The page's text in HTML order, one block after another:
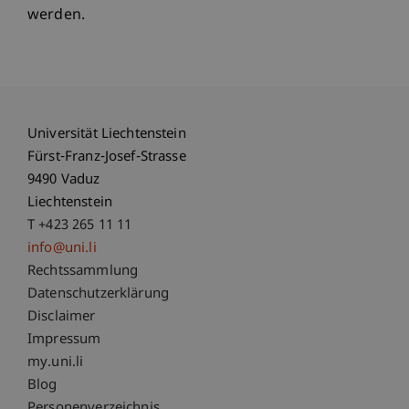
werden.
Universität Liechtenstein
Fürst-Franz-Josef-Strasse
9490 Vaduz
Liechtenstein
T +423 265 11 11
info@uni.li
Fußzeile Rechtliche Hinweise
Rechtssammlung
Datenschutzerklärung
Disclaimer
Impressum
Fußzeile Subdomain-Verzeichnis
my.uni.li
Blog